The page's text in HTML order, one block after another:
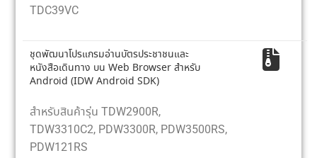
TDC39VC
ชุดพัฒนาโปรแกรมอ่านบัตรประชาชนและ
หนังสือเดินทาง บน Web Browser สำหรับ
Android (IDW Android SDK)
สำหรับสินค้ารุ่น TDW2900R,
TDW3310C2, PDW3300R, PDW3500RS,
PDW121RS